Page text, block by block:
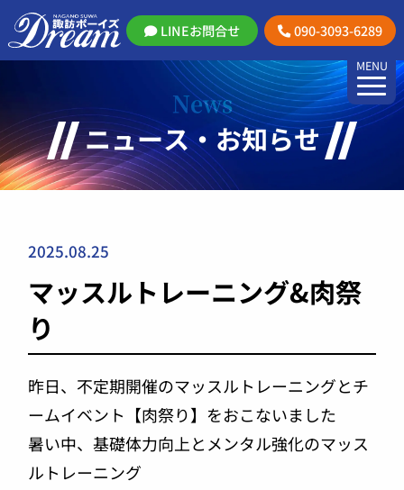
LINEお問合せ 090-3093-6289
MENU
News
ニュース・お知らせ
2025.08.25
マッスルトレーニング&肉祭
り
昨日、不定期開催のマッスルトレーニングとチ
ームイベント【肉祭り】をおこないました
暑い中、基礎体力向上とメンタル強化のマッス
ルトレーニング